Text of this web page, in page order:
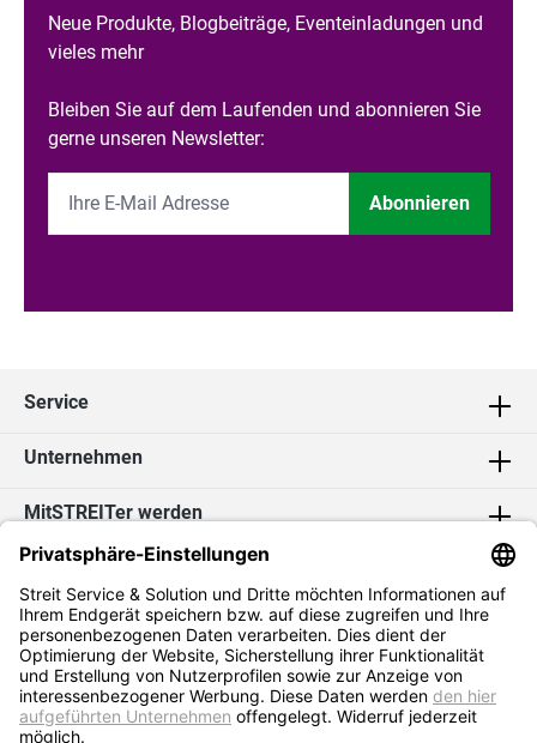
Neue Produkte, Blogbeiträge, Eventeinladungen und
vieles mehr
Bleiben Sie auf dem Laufenden und abonnieren Sie
gerne unseren Newsletter:
Abonnieren
Service
Unternehmen
MitSTREITer werden
Kontakt
Social Media